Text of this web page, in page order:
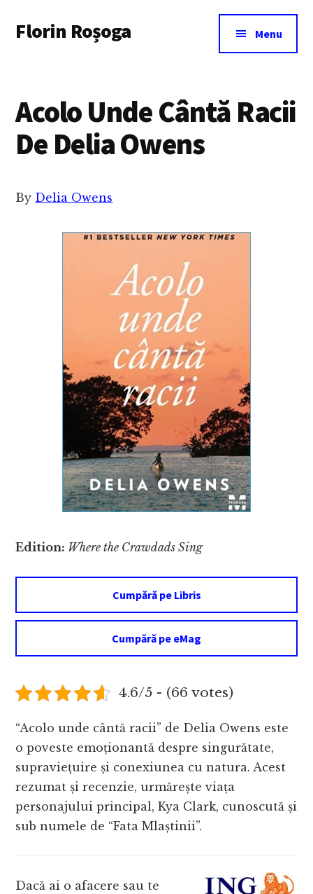
main
menu
Florin Roșoga Menu
Acolo Unde Cântă Racii
De Delia Owens
By Delia Owens
Edition: Where the Crawdads Sing
Cumpără pe Libris
Cumpără pe eMag
4.6/5 - (66 votes)
“Acolo unde cântă racii” de Delia Owens este
o poveste emoționantă despre singurătate,
supraviețuire și conexiunea cu natura. Acest
rezumat și recenzie, urmărește viața
personajului principal, Kya Clark, cunoscută și
sub numele de “Fata Mlaștinii”.
Dacă ai o afacere sau te